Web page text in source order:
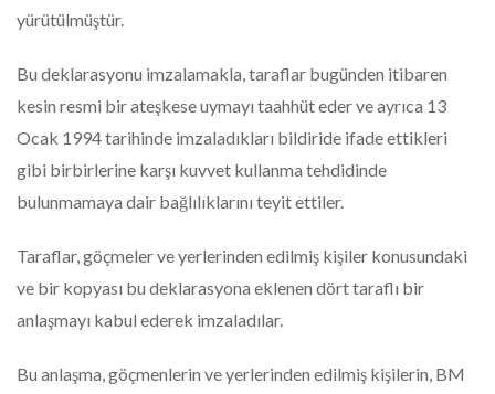
yürütülmüştür.
Bu deklarasyonu imzalamakla, taraflar bugünden itibaren
kesin resmi bir ateşkese uymayı taahhüt eder ve ayrıca 13
Ocak 1994 tarihinde imzaladıkları bildiride ifade ettikleri
gibi birbirlerine karşı kuvvet kullanma tehdidinde
bulunmamaya dair bağlılıklarını teyit ettiler.
Taraflar, göçmeler ve yerlerinden edilmiş kişiler konusundaki
ve bir kopyası bu deklarasyona eklenen dört taraflı bir
anlaşmayı kabul ederek imzaladılar.
Bu anlaşma, göçmenlerin ve yerlerinden edilmiş kişilerin, BM